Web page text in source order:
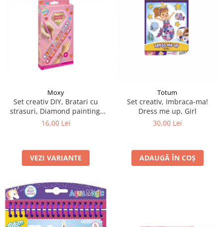
Moxy
Set creativ DIY, Bratari cu
strasuri, Diamond painting,
roz
16,00 Lei
VEZI VARIANTE
Totum
Set creativ, Imbraca-ma!
Dress me up, Girl
30,00 Lei
ADAUGĂ ÎN COȘ